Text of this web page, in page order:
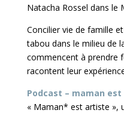
Natacha Rossel dans le
Concilier vie de famille
tabou dans le milieu de
commencent à prendre
racontent leur
Podcast – maman
« Maman* est artiste »,